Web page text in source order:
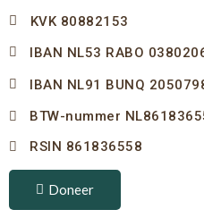
KVK 80882153
IBAN NL53 RABO
IBAN NL91 BUNQ
BTW-nummer
RSIN 861836558
Doneer